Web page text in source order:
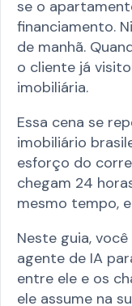
se o
financiamento.
de manhã.
o cliente já
imobiliária.
Essa cena se
imobiliário
esforço do
chegam 24
mesmo tempo,
Neste guia,
agente de IA
entre ele e os
ele assume na